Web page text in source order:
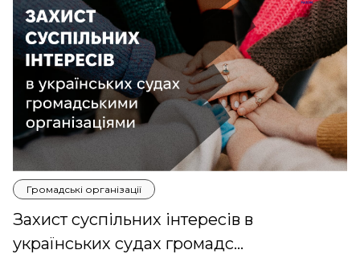
Громадські організації
Захист суспільних інтересів в
українських судах громадс...